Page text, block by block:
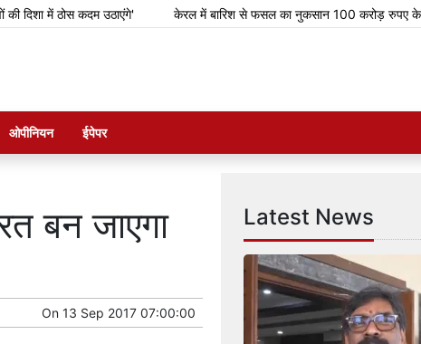
में ठोस कदम उठाएंगे' केरल में बारिश से फसल का नुकसान 100 करोड़ रुपए के करीब
ओपीनियन ईपेपर
बन जाएगा
On 13 Sep 2017 07:00:00
Latest News